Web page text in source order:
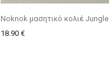
Noknok μασητικό κολιέ Jungle
18.90 €